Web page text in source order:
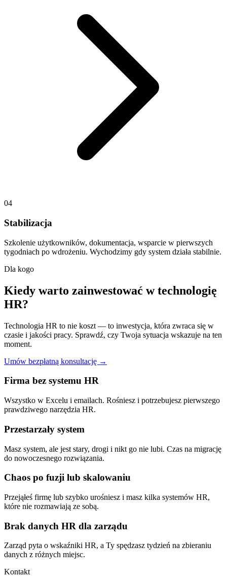
04
Stabilizacja
Szkolenie użytkowników, dokumentacja, wsparcie w pierwszych
tygodniach po wdrożeniu. Wychodzimy gdy system działa stabilnie.
Dla kogo
Kiedy warto zainwestować w technologię
HR?
Technologia HR to nie koszt — to inwestycja, która zwraca się w
czasie i jakości pracy. Sprawdź, czy Twoja sytuacja wskazuje na ten
moment.
Umów bezpłatną konsultację →
Firma bez systemu HR
Wszystko w Excelu i emailach. Rośniesz i potrzebujesz pierwszego
prawdziwego narzędzia HR.
Przestarzały system
Masz system, ale jest stary, drogi i nikt go nie lubi. Czas na migrację
do nowoczesnego rozwiązania.
Chaos po fuzji lub skalowaniu
Przejąłeś firmę lub szybko urośniesz i masz kilka systemów HR,
które nie rozmawiają ze sobą.
Brak danych HR dla zarządu
Zarząd pyta o wskaźniki HR, a Ty spędzasz tydzień na zbieraniu
danych z różnych miejsc.
Kontakt